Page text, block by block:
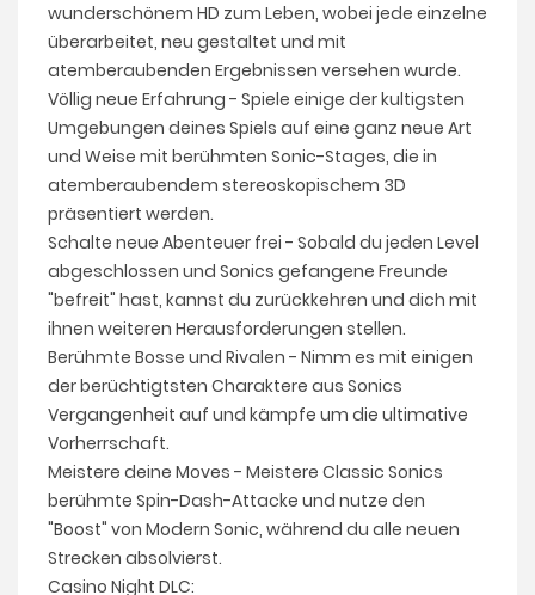
wunderschönem HD zum Leben, wobei jede einzelne
überarbeitet, neu gestaltet und mit
atemberaubenden Ergebnissen versehen wurde.
Völlig neue Erfahrung - Spiele einige der kultigsten
Umgebungen deines Spiels auf eine ganz neue Art
und Weise mit berühmten Sonic-Stages, die in
atemberaubendem stereoskopischem 3D
präsentiert werden.
Schalte neue Abenteuer frei - Sobald du jeden Level
abgeschlossen und Sonics gefangene Freunde
"befreit" hast, kannst du zurückkehren und dich mit
ihnen weiteren Herausforderungen stellen.
Berühmte Bosse und Rivalen - Nimm es mit einigen
der berüchtigtsten Charaktere aus Sonics
Vergangenheit auf und kämpfe um die ultimative
Vorherrschaft.
Meistere deine Moves - Meistere Classic Sonics
berühmte Spin-Dash-Attacke und nutze den
"Boost" von Modern Sonic, während du alle neuen
Strecken absolvierst.
Casino Night DLC: